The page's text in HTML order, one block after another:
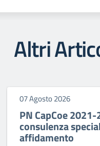
Altri
07 Agosto 2026
PN CapCoe
consulenza
affidamento